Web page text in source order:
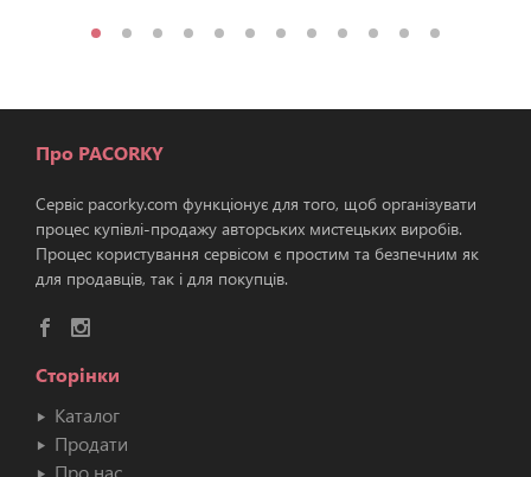
Про PACORKY
Сервіс pacorky.com функціонує для того, щоб організувати
процес купівлі-продажу авторських мистецьких виробів.
Процес користування сервісом є простим та безпечним як
для продавців, так і для покупців.
Сторінки
Каталог
Продати